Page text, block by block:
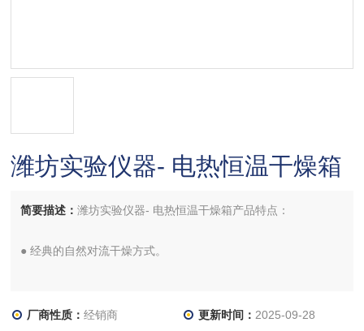
潍坊实验仪器- 电热恒温干燥箱
简要描述：潍坊实验仪器- 电热恒温干燥箱产品特点：
● 经典的自然对流干燥方式。
厂商性质：经销商 更新时间： 2025-09-28